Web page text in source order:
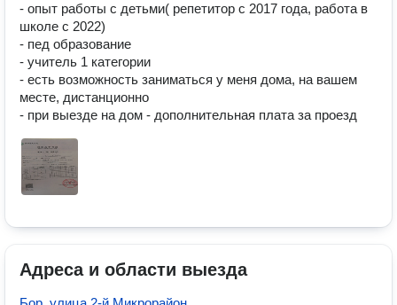
- опыт работы с детьми( репетитор с 2017 года, работа в
школе с 2022)
- пед образование
- учитель 1 категории
- есть возможность заниматься у меня дома, на вашем
месте, дистанционно
- при выезде на дом - дополнительная плата за проезд
Адреса и области выезда